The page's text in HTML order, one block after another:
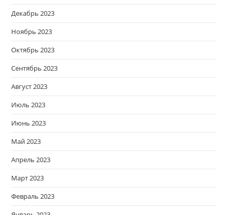
Декабрь 2023
Ноябрь 2023
Октябрь 2023
Сентябрь 2023
Август 2023
Июль 2023
Июнь 2023
Май 2023
Апрель 2023
Март 2023
Февраль 2023